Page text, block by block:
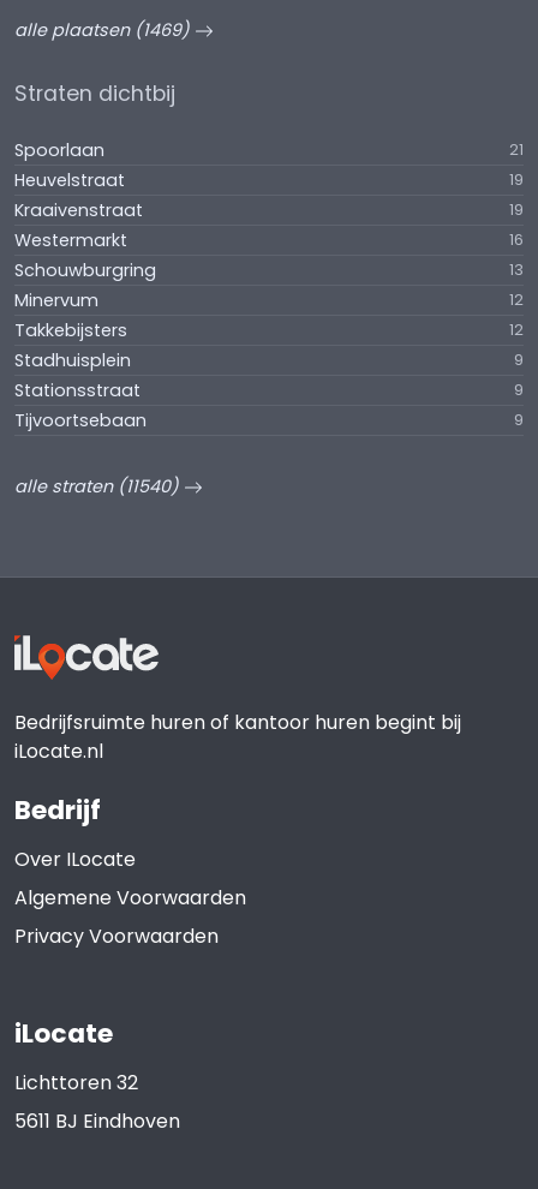
alle plaatsen (1469)
Straten dichtbij
Spoorlaan 21
Heuvelstraat 19
Kraaivenstraat 19
Westermarkt 16
Schouwburgring 13
Minervum 12
Takkebijsters 12
Stadhuisplein 9
Stationsstraat 9
Tijvoortsebaan 9
alle straten (11540)
Bedrijfsruimte huren of kantoor huren begint bij
iLocate.nl
Bedrijf
Over ILocate
Algemene Voorwaarden
Privacy Voorwaarden
iLocate
Lichttoren 32
5611 BJ Eindhoven